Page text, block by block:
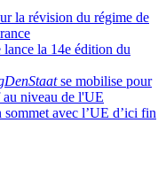
la révision du régime de
la 14e édition du
se mobilise pour
au niveau de l'UE
avec l’UE d’ici fin